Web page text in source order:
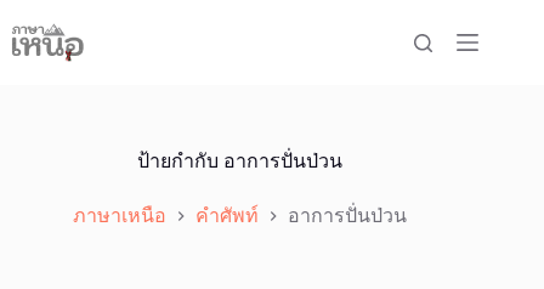
to
content
ป้ายกำกับ อาการปั่นป่วน
ภาษาเหนือ คำศัพท์ อาการปั่นป่วน